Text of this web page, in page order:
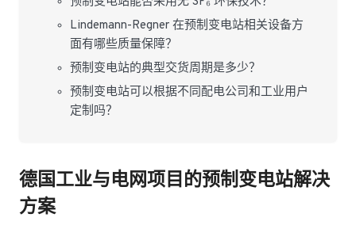
Lindemann-Regner 在预制变电站相关设备方
面有哪些质量保障？
预制变电站的典型交货周期是多少？
预制变电站可以根据不同配电公司和工业用户
定制吗？
德国工业与电网项目的预制变电站解决
方案